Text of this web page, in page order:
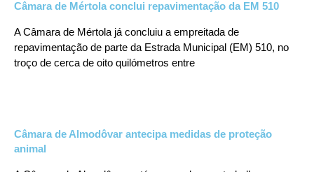
Câmara de Mértola conclui repavimentação da EM 510
A Câmara de Mértola já concluiu a empreitada de
repavimentação de parte da Estrada Municipal (EM) 510, no
troço de cerca de oito quilómetros entre
Câmara de Almodôvar antecipa medidas de proteção
animal